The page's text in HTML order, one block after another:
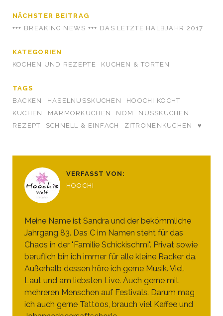
NÄCHSTER BEITRAG
+++ BREAKING NEWS +++ DAS LETZTE HALBJAHR 2017
KATEGORIEN
KOCHEN UND REZEPTE
KUCHEN & TORTEN
TAGS
BACKEN
HASELNUSSKUCHEN
HOOCHI KOCHT
KUCHEN
MARMORKUCHEN NOM
NUSSKUCHEN
REZEPT
SCHNELL & EINFACH ZITRONENKUCHEN ♥
VERFASST VON:
HOOCHI
Meine Name ist Sandra und der bekömmliche
Jahrgang 83. Das C im Namen steht für das
Chaos in der "Familie Schickischmi". Privat sowie
beruflich bin ich immer für alle kleine Racker da.
Außerhalb dessen höre ich gerne Musik. Viel.
Laut und am liebsten Live. Auch gerne mit
mehreren Menschen auf Festivals. Darum mag
ich auch gerne Tattoos, brauch viel Kaffee und